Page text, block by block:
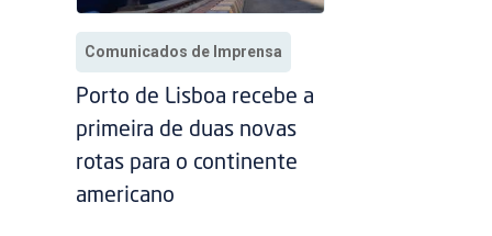
Comunicados de Imprensa
Porto de Lisboa recebe a
primeira de duas novas
rotas para o continente
americano